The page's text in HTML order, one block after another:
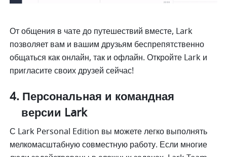
От общения в чате до путешествий вместе, Lark
позволяет вам и вашим друзьям беспрепятственно
общаться как онлайн, так и офлайн. Откройте Lark и
пригласите своих друзей сейчас!
Персональная и командная
версии Lark
С Lark Personal Edition вы можете легко выполнять
мелкомасштабную совместную работу. Если многие